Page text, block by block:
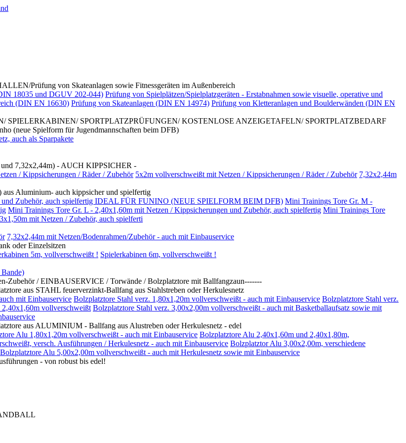
Prüfung von Skateanlagen sowie Fitnessgeräten im Außenbereich
18035 und DGUV 202-044) Prüfung von Spielplätzen/Spielplatzgeräten - Erstabnahmen sowie visuelle, operative und
(DIN EN 16630) Prüfung von Skateanlagen (DIN EN 14974) Prüfung von Kletteranlagen und Boulderwänden (DIN EN
SPORTPLATZPRÜFUNGEN/ KOSTENLOSE ANZEIGETAFELN/ SPORTPLATZBEDARF
Spielform für Jugendmannschaften beim DFB)
auch als Sparpakete
7,32x2,44m) - AUCH KIPPSICHER -
/ Kippsicherungen / Räder / Zubehör 5x2m vollverschweißt mit Netzen / Kippsicherungen / Räder / Zubehör 7,32x2,44m
Aluminium- auch kippsicher und spielfertig
und Zubehör, auch spielfertig IDEAL FÜR FUNINO (NEUE SPIELFORM BEIM DFB) Mini Trainings Tore Gr. M -
Mini Trainings Tore Gr. L - 2,40x1,60m mit Netzen / Kippsicherungen und Zubehör, auch spielfertig Mini Trainings Tore
mit Netzen / Zubehör, auch spielferti
7,32x2,44m mit Netzen/Bodenrahmen/Zubehör - auch mit Einbauservice
oder Einzelsitzen
5m, vollverschweißt ! Spielerkabinen 6m, vollverschweißt !
/ EINBAUSERVICE / Torwände / Bolzplatztore mit Ballfangzaun-------
aus STAHL feuerverzinkt-Ballfang aus Stahlstreben oder Herkulesnetz
mit Einbauservice Bolzplatztore Stahl verz. 1,80x1,20m vollverschweißt - auch mit Einbauservice Bolzplatztore Stahl verz.
vollverschweißt Bolzplatztore Stahl verz. 3,00x2,00m vollverschweißt - auch mit Basketballaufsatz sowie mit
aus ALUMINIUM - Ballfang aus Alustreben oder Herkulesnetz - edel
Alu 1,80x1,20m vollverschweißt - auch mit Einbauservice Bolzplatztore Alu 2,40x1,60m und 2,40x1,80m,
versch. Ausführungen / Herkulesnetz - auch mit Einbauservice Bolzplatztor Alu 3,00x2,00m, verschiedene
Bolzplatztore Alu 5,00x2,00m vollverschweißt - auch mit Herkulesnetz sowie mit Einbauservice
- von robust bis edel!